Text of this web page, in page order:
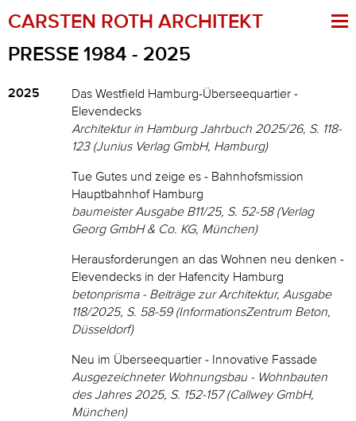
CARSTEN ROTH ARCHITEKT
PRESSE 1984 - 2025
2025
Das Westfield Hamburg-Überseequartier -
Elevendecks
Architektur in Hamburg Jahrbuch 2025/26, S. 118-
123 (Junius Verlag GmbH, Hamburg)
Tue Gutes und zeige es - Bahnhofsmission
Hauptbahnhof Hamburg
baumeister Ausgabe B11/25, S. 52-58 (Verlag
Georg GmbH & Co. KG, München)
Herausforderungen an das Wohnen neu denken -
Elevendecks in der Hafencity Hamburg
betonprisma - Beiträge zur Architektur, Ausgabe
118/2025, S. 58-59 (InformationsZentrum Beton,
Düsseldorf)
Neu im Überseequartier - Innovative Fassade
Ausgezeichneter Wohnungsbau - Wohnbauten
des Jahres 2025, S. 152-157 (Callwey GmbH,
München)